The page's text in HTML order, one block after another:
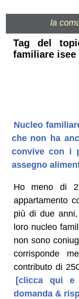
la
Tag del
familiare isee
Nucleo
che non ha
convive con i
assegno
Ho meno di
appartamento
più di due
loro nucleo
non sono
corrisponde
contributo di
[clicca qui
domanda &